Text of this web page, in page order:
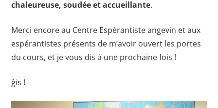
chaleureuse, soudée et accueillante.
Merci encore au Centre Espérantiste angevin et aux
espérantistes présents de m’avoir ouvert les portes
du cours, et je vous dis à une prochaine fois !
ĝis !